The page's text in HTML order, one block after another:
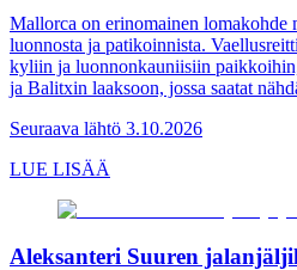
Mallorca on erinomainen lomakohde
luonnosta ja patikoinnista.
kyliin ja luonnonkauniisiin
ja Balitxin laaksoon, jossa saatat
Seuraava lähtö 3.10.2026
LUE LISÄÄ
Aleksanteri Suuren